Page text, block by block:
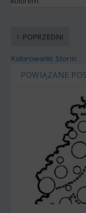
POPRZEDNI
Kolorowanki: Storm
POWIĄZANE